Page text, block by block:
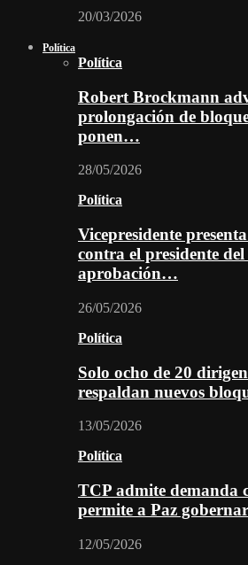
20/03/2026
Política
Política
Robert Brockmann
prolongación de
ponen…
28/05/2026
Política
Vicepresidente
contra el presidente
aprobación…
26/05/2026
Política
Solo ocho de 20
respaldan nuevos
13/05/2026
Política
TCP admite demanda
permite a Paz
12/05/2026